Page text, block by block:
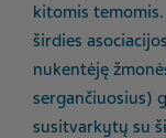
kitomis
širdies
nukentėję
sergančiuosius)
susitvarkytų su